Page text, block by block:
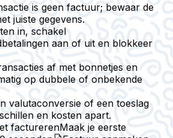
is geen factuur; bewaar de
juiste gegevens.
in, schakel
aan of uit en blokkeer
af met bonnetjes en
op dubbele of onbekende
valutaconversie of een toeslag
en kosten apart.
facturerenMaak je eerste